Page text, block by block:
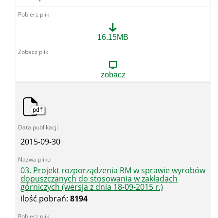
rozporządzenia
dopuszczanych
w
górniczych
z
dnia
07-
09-
2012
r.)
16.15MB
zobacz
pdf
2015-09-30
03. Projekt rozporządzenia RM w sprawie wyrobów
dopuszczanych do stosowania w zakładach
górniczych (wersja z dnia 18-09-2015 r.)
ilość pobrań: 8194